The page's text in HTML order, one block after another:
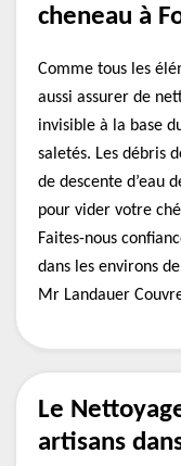
cheneau à
Comme tous les
aussi assurer de
invisible à la base
saletés. Les débris
de descente d’eau
pour vider votre
Faites-nous
dans les environs
Mr Landauer
Le
artisans